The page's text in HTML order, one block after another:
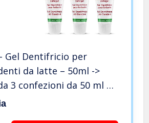
Gel Dentifricio per
da latte – 50ml ->
3 confezioni da 50 ml +
Tisana Alle Erbe